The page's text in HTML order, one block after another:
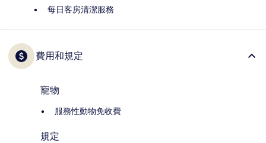
每日客房清潔服務
費用和規定
寵物
服務性動物免收費
規定